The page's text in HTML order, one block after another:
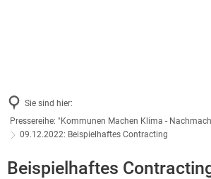
Sie sind hier:
Pressereihe: "Kommunen Machen Klima -
09.12.2022: Beispielhaftes Contracting
Beispielhaftes